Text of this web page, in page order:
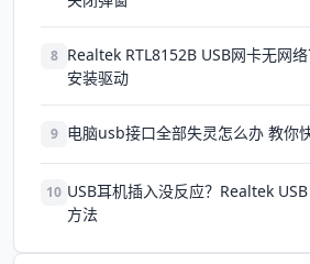
8 Realtek RTL8152B USB网卡无网
安装驱动
9 电脑usb接口全部失灵怎么办 教你
10 USB耳机插入没反应？Realtek
方法